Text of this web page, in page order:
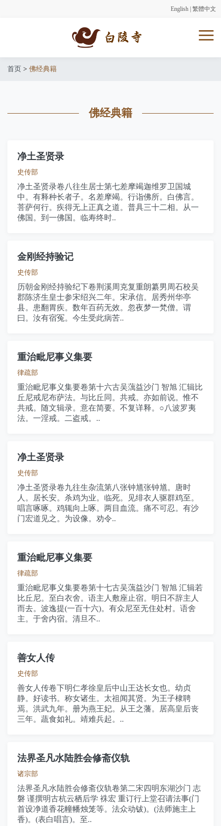
English 繁體中文
首页 > 佛经典籍
佛经典籍
净土圣贤录
史传部
净土圣贤录卷八往生居士第七差摩竭迦维罗卫国城
中。有释种长者子。名差摩竭。行诣佛所。白佛言。
菩萨何行。疾得无上正真之道。普具三十二相。从一
佛国。到一佛国。临寿终时..
金刚经持验记
史传部
历朝金刚经持验纪下卷荆溪周克复重朗纂男周石校吴
郡陈济生皇士参宋绍兴二年。宋承信。居秀州华亭
县。患翻胃疾。数年百药无效。忽夜梦一梵僧。谓
曰。汝有宿冤。今生受此病苦..
重治毗尼事义集要
律疏部
重治毗尼事义集要卷第十六古吴蕅益沙门 智旭 汇辑比
丘尼戒尼布萨法。与比丘同。共戒。亦如前说。惟不
共戒。随文辑录。意在简要。不复详释。○八波罗夷
法。一淫戒。二盗戒。..
净土圣贤录
史传部
净土圣贤录卷九往生杂流第八张钟馗张钟馗。唐时
人。居长安。杀鸡为业。临死。见绯衣人驱群鸡至。
唱言啄啄。鸡辄向上啄。两目血流。痛不可忍。有沙
门宏道见之。为设像。劝令..
重治毗尼事义集要
律疏部
重治毗尼事义集要卷第十七古吴蕅益沙门 智旭 汇辑若
比丘尼。至白衣舍。语主人敷座止宿。明日不辞主人
而去。波逸提(一百十六)。有众尼至无住处村。语舍
主。于舍内宿。清旦不..
善女人传
史传部
善女人传卷下明仁孝徐皇后中山王达长女也。幼贞
静。好读书。称女诸生。太祖闻其贤。为王子棣聘
焉。洪武九年。册为燕王妃。从王之藩。居高皇后丧
三年。蔬食如礼。靖难兵起。..
法界圣凡水陆胜会修斋仪轨
诸宗部
法界圣凡水陆胜会修斋仪轨卷第二宋四明东湖沙门 志
磐 谨撰明古杭云栖后学 袾宏 重订行上堂召请法事(门
首设净道香花幢幡烛笼等。法众动钹)。(法师施主上
香)。(表白唱言)。至..